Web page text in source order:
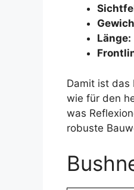
Länge:
Damit ist das
wie für den
was
robuste